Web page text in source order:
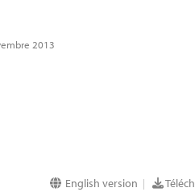
2013
English version |